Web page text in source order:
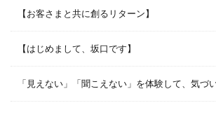
【お客さまと共に創るリターン】
【はじめまして、坂口です】
「見えない」「聞こえない」を体験して、気づ